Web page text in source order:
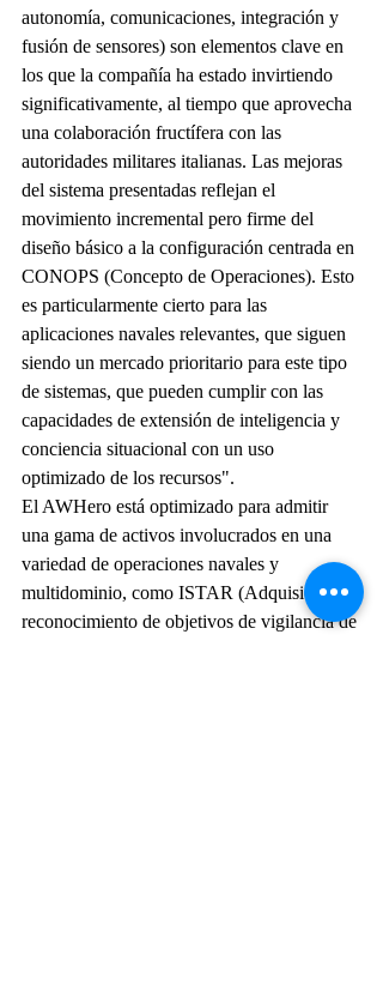
autonomía, comunicaciones, integración y
fusión de sensores) son elementos clave en
los que la compañía ha estado invirtiendo
significativamente, al tiempo que aprovecha
una colaboración fructífera con las
autoridades militares italianas. Las mejoras
del sistema presentadas reflejan el
movimiento incremental pero firme del
diseño básico a la configuración centrada en
CONOPS (Concepto de Operaciones). Esto
es particularmente cierto para las
aplicaciones navales relevantes, que siguen
siendo un mercado prioritario para este tipo
de sistemas, que pueden cumplir con las
capacidades de extensión de inteligencia y
conciencia situacional con un uso
optimizado de los recursos".
El AWHero está optimizado para admitir
una gama de activos involucrados en una
variedad de operaciones navales y
multidominio, como ISTAR (Adquisición y
reconocimiento de objetivos de vigilancia de